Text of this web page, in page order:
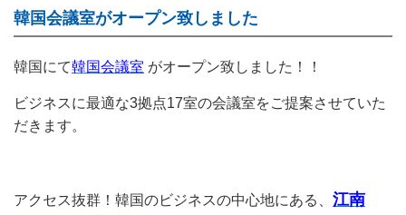
韓国会議室がオープン致しました
韓国にて韓国会議室 がオープン致しました！！
ビジネスに最適な3拠点17室の会議室をご提案させていた
だきます。
アクセス抜群！韓国のビジネスの中心地にある、 江南